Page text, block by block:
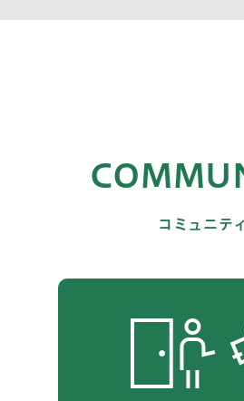
コミュニティ